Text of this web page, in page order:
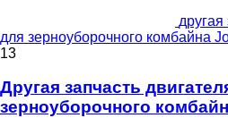
другая
для зерноуборочного комбайна
13
Другая запчасть
зерноуборочного